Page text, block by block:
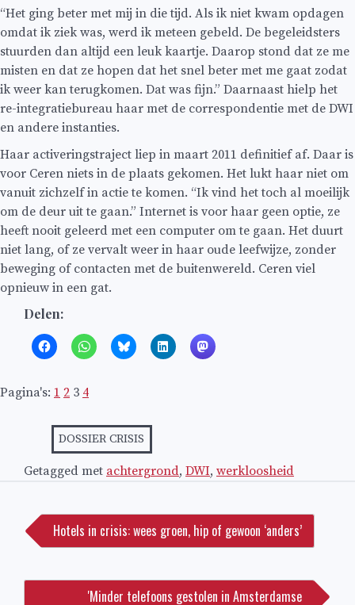
“Het ging beter met mij in die tijd. Als ik niet kwam opdagen
omdat ik ziek was, werd ik meteen gebeld. De begeleidsters
stuurden dan altijd een leuk kaartje. Daarop stond dat ze me
misten en dat ze hopen dat het snel beter met me gaat zodat
ik weer kan terugkomen. Dat was fijn.” Daarnaast hielp het
re-integratiebureau haar met de correspondentie met de DWI
en andere instanties.
Haar activeringstraject liep in maart 2011 definitief af. Daar is
voor Ceren niets in de plaats gekomen. Het lukt haar niet om
vanuit zichzelf in actie te komen. “Ik vind het toch al moeilijk
om de deur uit te gaan.” Internet is voor haar geen optie, ze
heeft nooit geleerd met een computer om te gaan. Het duurt
niet lang, of ze vervalt weer in haar oude leefwijze, zonder
beweging of contacten met de buitenwereld. Ceren viel
opnieuw in een gat.
Delen:
Pagina's: 1 2 3 4
DOSSIER CRISIS
Getagged met achtergrond, DWI, werkloosheid
navigatie
Hotels in crisis: wees groen, hip of gewoon ‘anders’
'Minder telefoons gestolen in Amsterdamse